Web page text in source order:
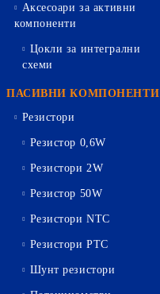
Аксесоари за активни
компоненти
Цокли за интегрални
схеми
ПАСИВНИ КОМПОНЕНТИ
Резистори
Резистор 0,6W
Резистори 2W
Резистор 50W
Резистори NTC
Резистори PTC
Шунт резистори